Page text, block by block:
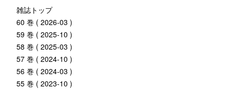
雑誌トップ
60 巻 ( 2026-03 )
59 巻 ( 2025-10 )
58 巻 ( 2025-03 )
57 巻 ( 2024-10 )
56 巻 ( 2024-03 )
55 巻 ( 2023-10 )